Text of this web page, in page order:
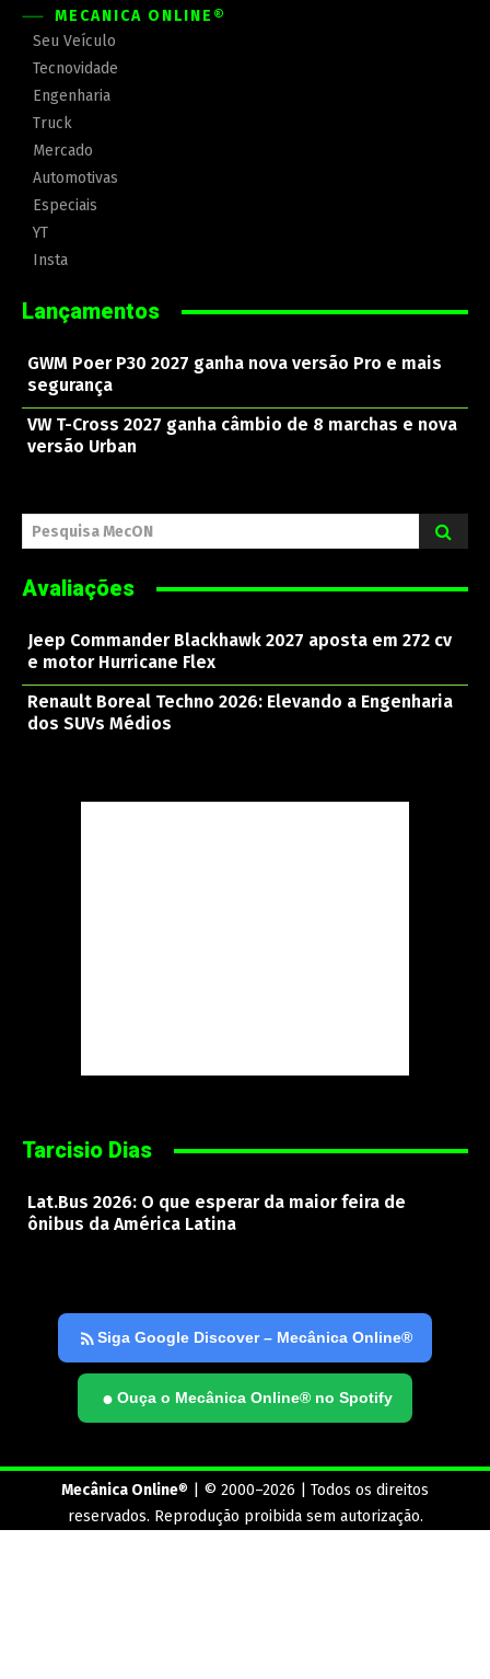
MECÂNICA ONLINE®
Seu Veículo
Tecnovidade
Engenharia
Truck
Mercado
Automotivas
Especiais
YT
Insta
Lançamentos
GWM Poer P30 2027 ganha nova versão Pro e mais
segurança
VW T-Cross 2027 ganha câmbio de 8 marchas e nova
versão Urban
Pesquisa MecON
Avaliações
Jeep Commander Blackhawk 2027 aposta em 272 cv
e motor Hurricane Flex
Renault Boreal Techno 2026: Elevando a Engenharia
dos SUVs Médios
Tarcisio Dias
Lat.Bus 2026: O que esperar da maior feira de
ônibus da América Latina
Siga Google Discover – Mecânica Online®
● Ouça o Mecânica Online® no Spotify
Mecânica Online® | © 2000–2026 | Todos os direitos
reservados. Reprodução proibida sem autorização.